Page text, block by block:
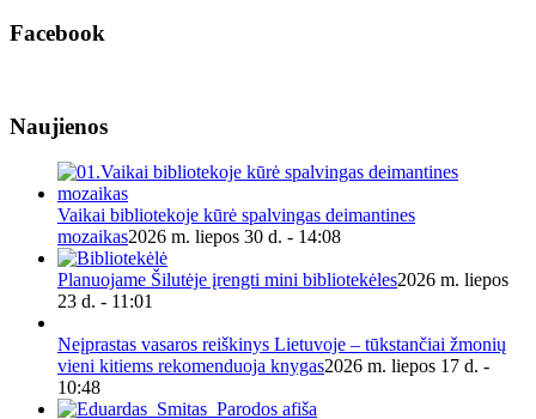
Facebook
Naujienos
Vaikai bibliotekoje kūrė spalvingas deimantines
mozaikas2026 m. liepos 30 d. - 14:08
Planuojame Šilutėje įrengti mini bibliotekėles2026 m. liepos
23 d. - 11:01
Neįprastas vasaros reiškinys Lietuvoje – tūkstančiai žmonių
vieni kitiems rekomenduoja knygas2026 m. liepos 17 d. -
10:48